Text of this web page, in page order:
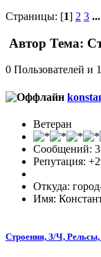
Страницы: [1] 2 3 ...
Автор Тема:
0 Пользователей и
Ветеран
Сообщений:
Репутация:
Откуда:
Имя:
Строения, З/Ч,